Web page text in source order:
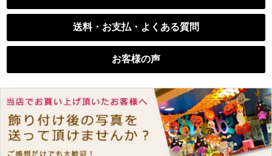
送料・お支払・よくある質問
お客様の声